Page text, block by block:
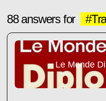
88 answers for